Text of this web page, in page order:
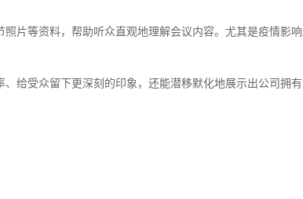
片等资料，帮助听众直观地理解会议内容。尤其是疫情影
给受众留下更深刻的印象，还能潜移默化地展示出公司拥